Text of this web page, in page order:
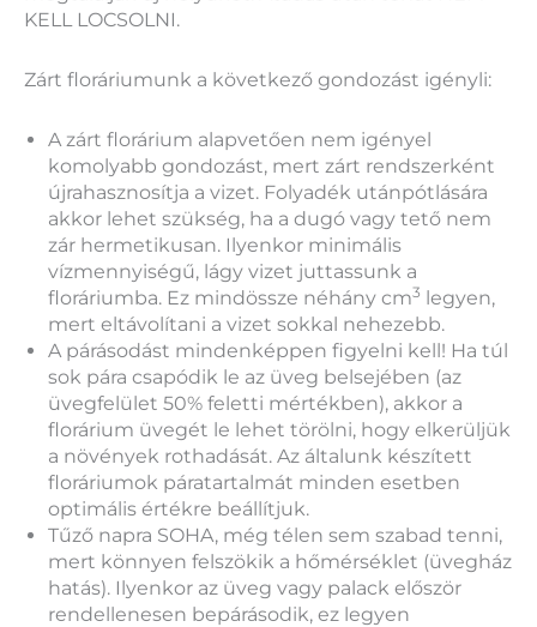
KELL LOCSOLNI.
Zárt floráriumunk a következő gondozást igényli:
A zárt florárium alapvetően nem igényel
komolyabb gondozást, mert zárt rendszerként
újrahasznosítja a vizet. Folyadék utánpótlására
akkor lehet szükség, ha a dugó vagy tető nem
zár hermetikusan. Ilyenkor minimális
vízmennyiségű, lágy vizet juttassunk a
floráriumba. Ez mindössze néhány cm3 legyen,
mert eltávolítani a vizet sokkal nehezebb.
A párásodást mindenképpen figyelni kell! Ha túl
sok pára csapódik le az üveg belsejében (az
üvegfelület 50% feletti mértékben), akkor a
florárium üvegét le lehet törölni, hogy elkerüljük
a növények rothadását. Az általunk készített
floráriumok páratartalmát minden esetben
optimális értékre beállítjuk.
Tűző napra SOHA, még télen sem szabad tenni,
mert könnyen felszökik a hőmérséklet (üvegház
hatás). Ilyenkor az üveg vagy palack először
rendellenesen bepárásodik, ez legyen